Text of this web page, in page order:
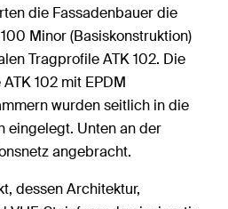
die Fassadenbauer die
Minor (Basiskonstruktion)
Tragprofile ATK 102. Die
102 mit EPDM
wurden seitlich in die
eingelegt. Unten an der
angebracht.
dessen Architektur,